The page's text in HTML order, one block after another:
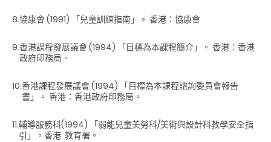
8.協康會 (1991) 「兒童訓練指南」。 香港：協康會
9.香港課程發展議會 (1994) 「目標為本課程簡介」。 香港：香港
政府印務局。
10.香港課程發展議會 (1994) 「目標為本課程諮詢委員會報告
書」。 香港：香港政府印務局。
11.輔導服務科(1994) 「弱能兒童美勞科/美術與設計科教學安全指
引」。香港: 教育署。